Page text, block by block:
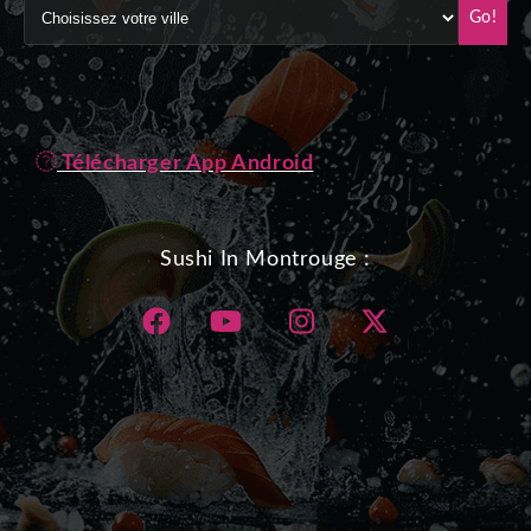
Go!
Télécharger App Android
Sushi In Montrouge :